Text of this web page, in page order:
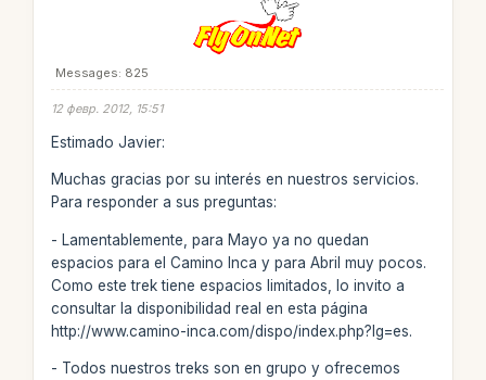
Messages: 825
12 февр. 2012, 15:51
Estimado Javier:
Muchas gracias por su interés en nuestros servicios.
Para responder a sus preguntas:
- Lamentablemente, para Mayo ya no quedan
espacios para el Camino Inca y para Abril muy pocos.
Como este trek tiene espacios limitados, lo invito a
consultar la disponibilidad real en esta página
http://www.camino-inca.com/dispo/index.php?lg=es.
- Todos nuestros treks son en grupo y ofrecemos